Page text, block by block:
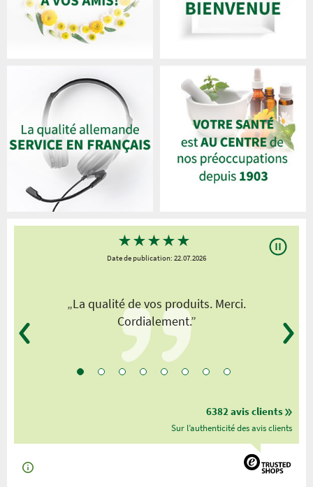
★★★★★
Date de publication: 22.07.2026
„La qualité de vos produits. Merci.
Cordialement.”
6382 avis clients
Sur l’authenticité des avis clients